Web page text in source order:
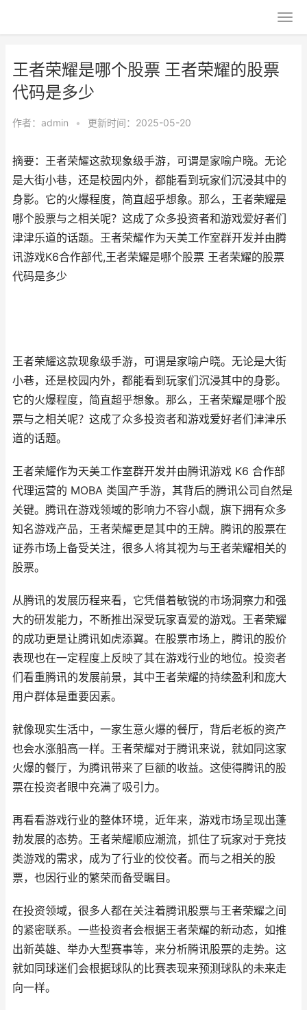
王者荣耀是哪个股票 王者荣耀的股票
代码是多少
作者： admin • 更新时间：2025-05-20
摘要：王者荣耀这款现象级手游，可谓是家喻户晓。无论
是大街小巷，还是校园内外，都能看到玩家们沉浸其中的
身影。它的火爆程度，简直超乎想象。那么，王者荣耀是
哪个股票与之相关呢？这成了众多投资者和游戏爱好者们
津津乐道的话题。王者荣耀作为天美工作室群开发并由腾
讯游戏K6合作部代,王者荣耀是哪个股票 王者荣耀的股票
代码是多少
王者荣耀这款现象级手游，可谓是家喻户晓。无论是大街
小巷，还是校园内外，都能看到玩家们沉浸其中的身影。
它的火爆程度，简直超乎想象。那么，王者荣耀是哪个股
票与之相关呢？这成了众多投资者和游戏爱好者们津津乐
道的话题。
王者荣耀作为天美工作室群开发并由腾讯游戏 K6 合作部
代理运营的 MOBA 类国产手游，其背后的腾讯公司自然是
关键。腾讯在游戏领域的影响力不容小觑，旗下拥有众多
知名游戏产品，王者荣耀更是其中的王牌。腾讯的股票在
证券市场上备受关注，很多人将其视为与王者荣耀相关的
股票。
从腾讯的发展历程来看，它凭借着敏锐的市场洞察力和强
大的研发能力，不断推出深受玩家喜爱的游戏。王者荣耀
的成功更是让腾讯如虎添翼。在股票市场上，腾讯的股价
表现也在一定程度上反映了其在游戏行业的地位。投资者
们看重腾讯的发展前景，其中王者荣耀的持续盈利和庞大
用户群体是重要因素。
就像现实生活中，一家生意火爆的餐厅，背后老板的资产
也会水涨船高一样。王者荣耀对于腾讯来说，就如同这家
火爆的餐厅，为腾讯带来了巨额的收益。这使得腾讯的股
票在投资者眼中充满了吸引力。
再看看游戏行业的整体环境，近年来，游戏市场呈现出蓬
勃发展的态势。王者荣耀顺应潮流，抓住了玩家对于竞技
类游戏的需求，成为了行业的佼佼者。而与之相关的股
票，也因行业的繁荣而备受瞩目。
在投资领域，很多人都在关注着腾讯股票与王者荣耀之间
的紧密联系。一些投资者会根据王者荣耀的新动态，如推
出新英雄、举办大型赛事等，来分析腾讯股票的走势。这
就如同球迷们会根据球队的比赛表现来预测球队的未来走
向一样。